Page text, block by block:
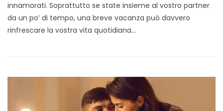
innamorati. Soprattutto se state insieme al vostro partner
da un po’ di tempo, una breve vacanza può davvero
rinfrescare la vostra vita quotidiana…